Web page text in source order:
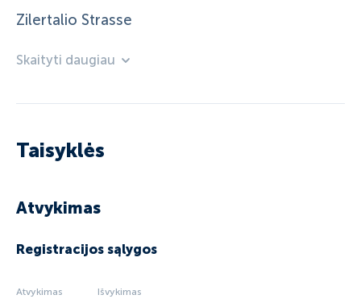
Zilertalio Strasse
Skaityti daugiau
Taisyklės
Atvykimas
Registracijos sąlygos
Atvykimas Išvykimas